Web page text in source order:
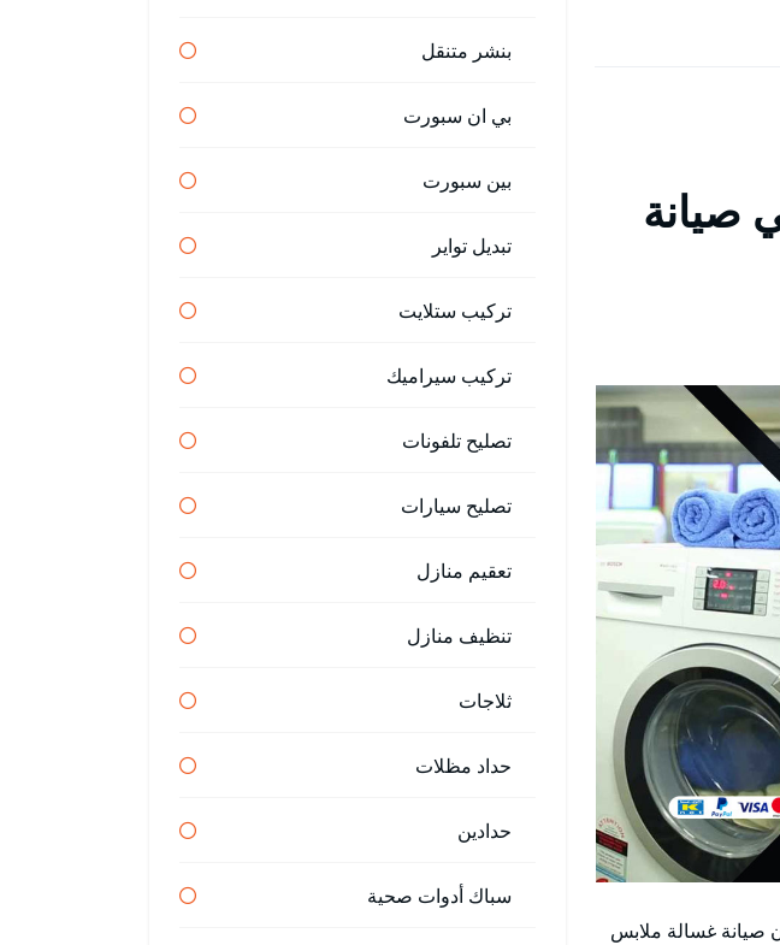
/ 98025055 / فني صيانة
صيانة غسالة ملابس
بنشر متنقل
بي ان سبورت
بين سبورت
تبديل تواير
تركيب ستلايت
تركيب سيراميك
تصليح تلفونات
تصليح سيارات
تعقيم منازل
تنظيف منازل
ثلاجات
حداد مظلات
حدادين
سباك أدوات صحية